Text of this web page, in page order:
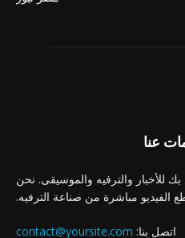
عنا
للأخبار والترفيه والموسيقى. نحن
الفيديو مباشرة من صناعة الترفيه.
اتصل بنا: contact@yoursite.com